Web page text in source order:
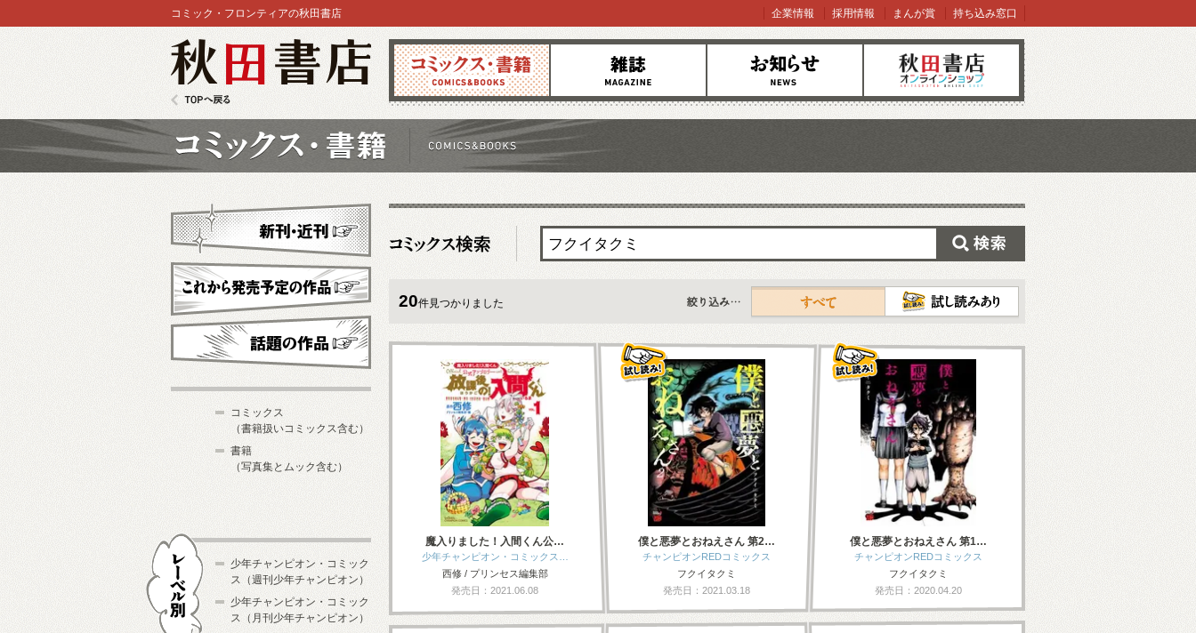
コミックス 雑誌 お知らせ オンラインショップ
コミック・フロンティアの秋田書店 企業情報 採用情報 まんが賞 持ち込み窓口
20件見つかりました
すべて
魔入りました！入間くん公…
少年チャンピオン・コミックス…
西修 / プリンセス編集部
発売日：2021.06.08
僕と悪夢とおねえさん 第2…
チャンピオンREDコミックス
フクイタクミ
発売日：2021.03.18
僕と悪夢とおねえさん 第1…
チャンピオンREDコミックス
フクイタクミ
発売日：2020.04.20
新刊・近刊
これから発売予定
コミックス
（書籍扱いコミックス含む）
書籍
（写真集とムック含む）
少年チャンピオン・コミック
ス（週刊少年チャンピオン）
少年チャンピオン・コミック
ス（月刊少年チャンピオン）